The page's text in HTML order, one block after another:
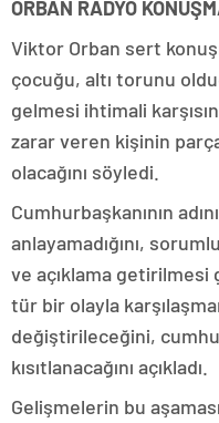
ORBAN RADYO
Viktor Orban sert
çocuğu, altı torunu
gelmesi ihtimali
zarar veren kişinin
olacağını söyledi.
Cumhurbaşkanının
anlayamadığını,
ve açıklama
tür bir olayla
değiştirileceğini,
kısıtlanacağını açıkladı.
Gelişmelerin bu